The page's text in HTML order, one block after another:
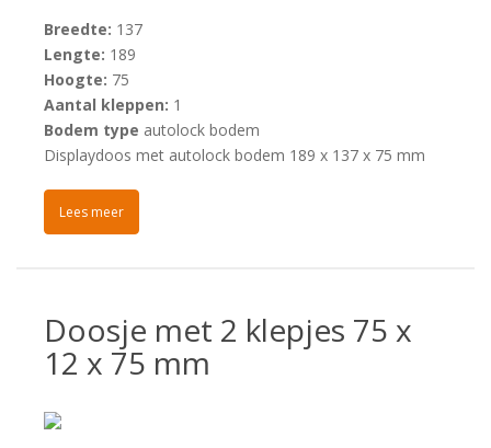
Breedte: 137
Lengte: 189
Hoogte: 75
Aantal kleppen: 1
Bodem type autolock bodem
Displaydoos met autolock bodem 189 x 137 x 75 mm
Lees meer
Doosje met 2 klepjes 75 x
12 x 75 mm